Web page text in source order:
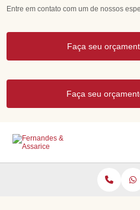
Entre em contato com um de nossos
Faça seu
Faça seu